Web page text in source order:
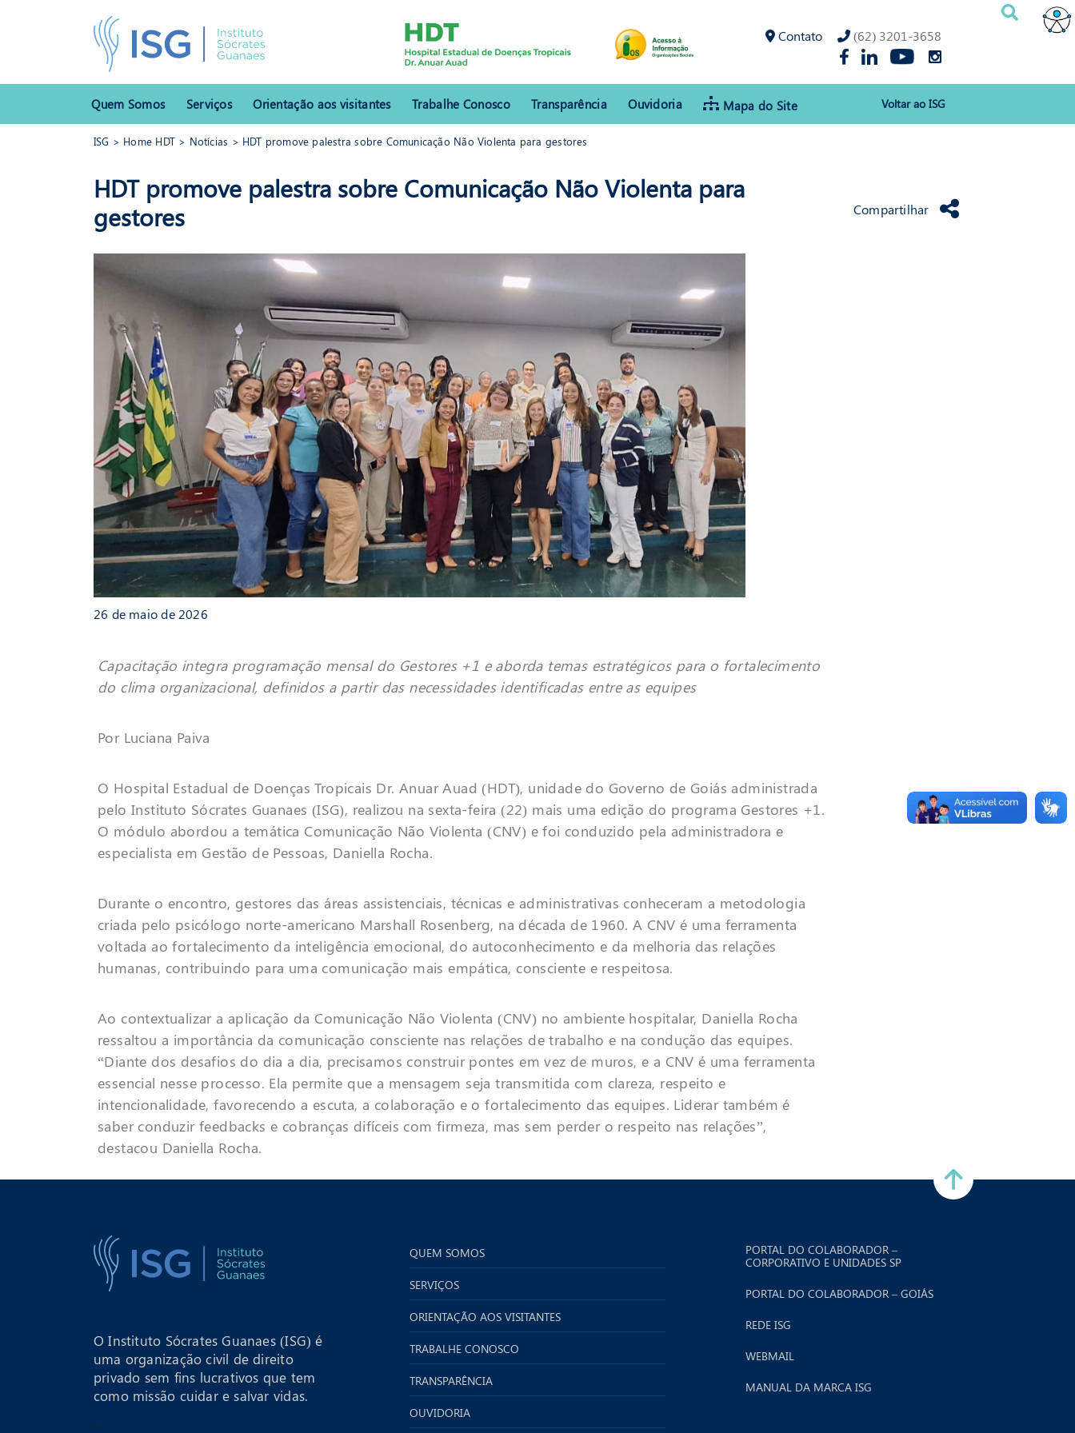
Contato (62) 3201-3658
Quem Somos Serviços Orientação aos visitantes Trabalhe Conosco Transparência Ouvidoria Mapa do Site Voltar ao ISG
ISG> Home HDT> Notícias> HDT promove palestra sobre Comunicação Não Violenta para gestores
ISG > Home HDT> Notícias > HDT promove palestra sobre Comunicação Não Violenta para gestores
HDT promove palestra sobre Comunicação Não Violenta para
gestoresHDT
26 de maio de 2026
Capacitação integra programação mensal do Gestores +1 e aborda temas estratégicos para o fortalecimento
do clima organizacional, definidos a partir das necessidades identificadas entre as equipes
Por Luciana Paiva
O Hospital Estadual de Doenças Tropicais Dr. Anuar Auad (HDT), unidade do Governo de Goiás administrada
pelo Instituto Sócrates Guanaes (ISG), realizou na sexta-feira (22) mais uma edição do programa Gestores +1.
O módulo abordou a temática Comunicação Não Violenta (CNV) e foi conduzido pela administradora e
especialista em Gestão de Pessoas, Daniella Rocha.
Durante o encontro, gestores das áreas assistenciais, técnicas e administrativas conheceram a metodologia
criada pelo psicólogo norte-americano Marshall Rosenberg, na década de 1960. A CNV é uma ferramenta
voltada ao fortalecimento da inteligência emocional, do autoconhecimento e da melhoria das relações
humanas, contribuindo para uma comunicação mais empática, consciente e respeitosa.
Ao contextualizar a aplicação da Comunicação Não Violenta (CNV) no ambiente hospitalar, Daniella Rocha
ressaltou a importância da comunicação consciente nas relações de trabalho e na condução das equipes.
“Diante dos desafios do dia a dia, precisamos construir pontes em vez de muros, e a CNV é uma ferramenta
essencial nesse processo. Ela permite que a mensagem seja transmitida com clareza, respeito e
intencionalidade, favorecendo a escuta, a colaboração e o fortalecimento das equipes. Liderar também é
saber conduzir feedbacks e cobranças difíceis com firmeza, mas sem perder o respeito nas relações”,
destacou Daniella Rocha.
Compartilhar
O Instituto Sócrates Guanaes (ISG) é
uma organização civil de direito
privado sem fins lucrativos que tem
como missão cuidar e salvar vidas.
>
QUEM SOMOS
SERVIÇOS
ORIENTAÇÃO AOS VISITANTES
TRABALHE CONOSCO
TRANSPARÊNCIA
OUVIDORIA
PORTAL DO COLABORADOR –
CORPORATIVO E UNIDADES SP
PORTAL DO COLABORADOR – GOIÁS
REDE ISG
WEBMAIL
MANUAL DA MARCA ISG